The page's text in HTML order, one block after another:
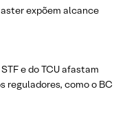
expõem alcance
e do TCU afastam
reguladores, como o BC